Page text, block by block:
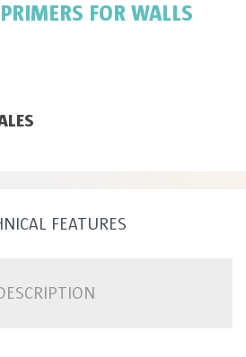
FOR WALLS
FEATURES